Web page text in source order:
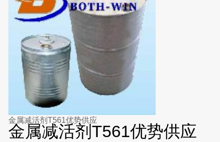
金属减活剂T561优势供应
金属减活剂T561优势供应